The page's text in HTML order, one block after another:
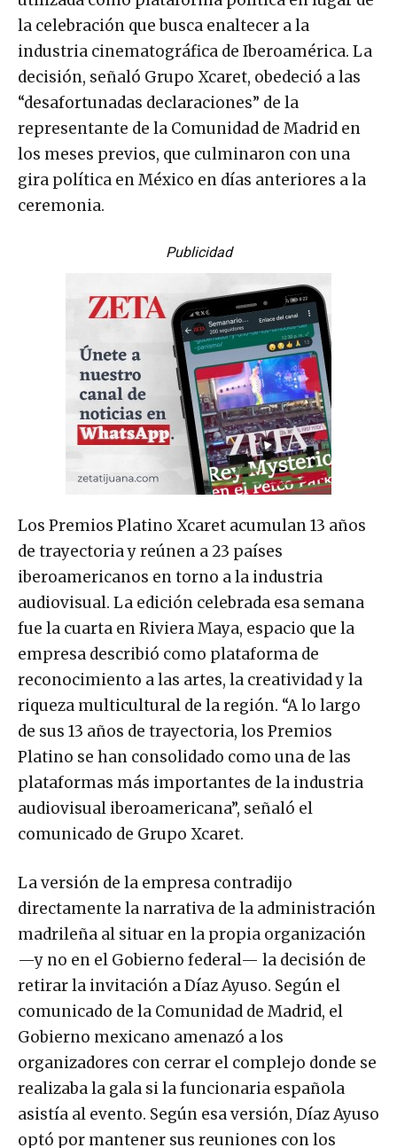
la celebración que busca enaltecer a la
industria cinematográfica de Iberoamérica. La
decisión, señaló Grupo Xcaret, obedeció a las
“desafortunadas declaraciones” de la
representante de la Comunidad de Madrid en
los meses previos, que culminaron con una
gira política en México en días anteriores a la
ceremonia.
Publicidad
Los Premios Platino Xcaret acumulan 13 años
de trayectoria y reúnen a 23 países
iberoamericanos en torno a la industria
audiovisual. La edición celebrada esa semana
fue la cuarta en Riviera Maya, espacio que la
empresa describió como plataforma de
reconocimiento a las artes, la creatividad y la
riqueza multicultural de la región. “A lo largo
de sus 13 años de trayectoria, los Premios
Platino se han consolidado como una de las
plataformas más importantes de la industria
audiovisual iberoamericana”, señaló el
comunicado de Grupo Xcaret.
La versión de la empresa contradijo
directamente la narrativa de la administración
madrileña al situar en la propia organización
—y no en el Gobierno federal— la decisión de
retirar la invitación a Díaz Ayuso. Según el
comunicado de la Comunidad de Madrid, el
Gobierno mexicano amenazó a los
organizadores con cerrar el complejo donde se
realizaba la gala si la funcionaria española
asistía al evento. Según esa versión, Díaz Ayuso
optó por mantener sus reuniones con los